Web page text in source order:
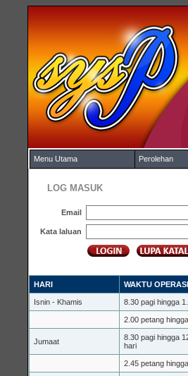
Menu Utama Perolehan
LOG MASUK
Email
Kata laluan
HARI WAKTU OPERASI
Isnin - Khamis 8.30 pagi hingga
2.00 petang
Jumaat
8.30 pagi hingga
hari
2.45 petang